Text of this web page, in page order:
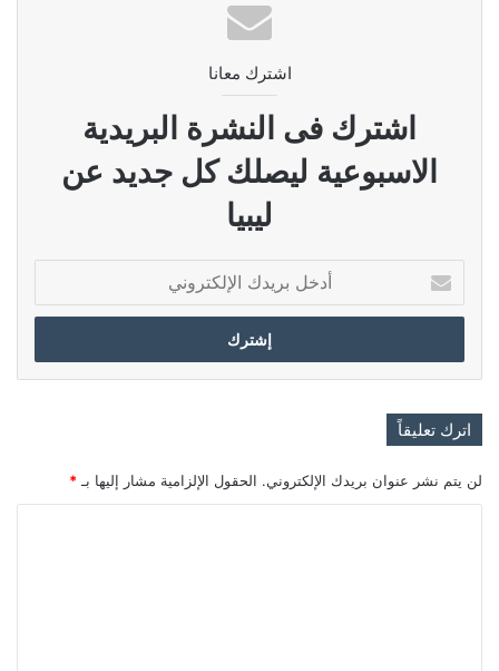
اشترك معانا
اشترك فى النشرة البريدية
الاسبوعية ليصلك كل جديد عن
ليبيا
بريدك
الإلكتروني
اترك تعليقاً
لن يتم نشر عنوان بريدك الإلكتروني. الحقول الإلزامية مشار إليها بـ *